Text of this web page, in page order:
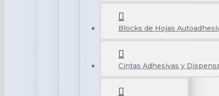
Blocks de Hojas
Cintas Adhesivas y